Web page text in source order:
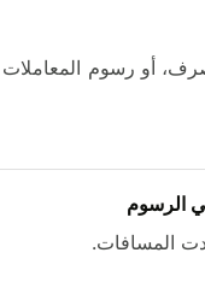
أو رسوم المعاملات
المسافات.